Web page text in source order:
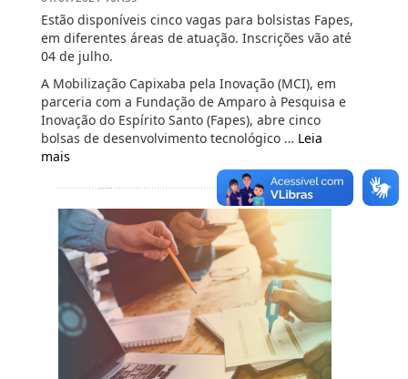
Estão disponíveis cinco vagas para bolsistas Fapes,
em diferentes áreas de atuação. Inscrições vão até
04 de julho.
A Mobilização Capixaba pela Inovação (MCI), em
parceria com a Fundação de Amparo à Pesquisa e
Inovação do Espírito Santo (Fapes), abre cinco
bolsas de desenvolvimento tecnológico … Leia
mais